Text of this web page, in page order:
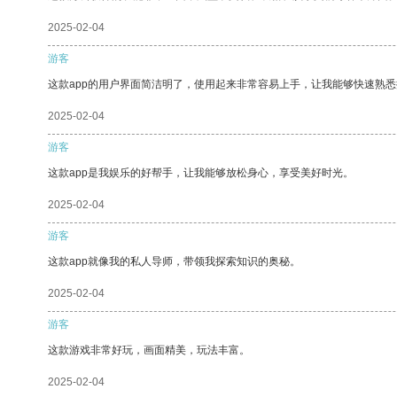
2025-02-04
游客
这款app的用户界面简洁明了，使用起来非常容易上手，让我能够快速熟
2025-02-04
游客
这款app是我娱乐的好帮手，让我能够放松身心，享受美好时光。
2025-02-04
游客
这款app就像我的私人导师，带领我探索知识的奥秘。
2025-02-04
游客
这款游戏非常好玩，画面精美，玩法丰富。
2025-02-04